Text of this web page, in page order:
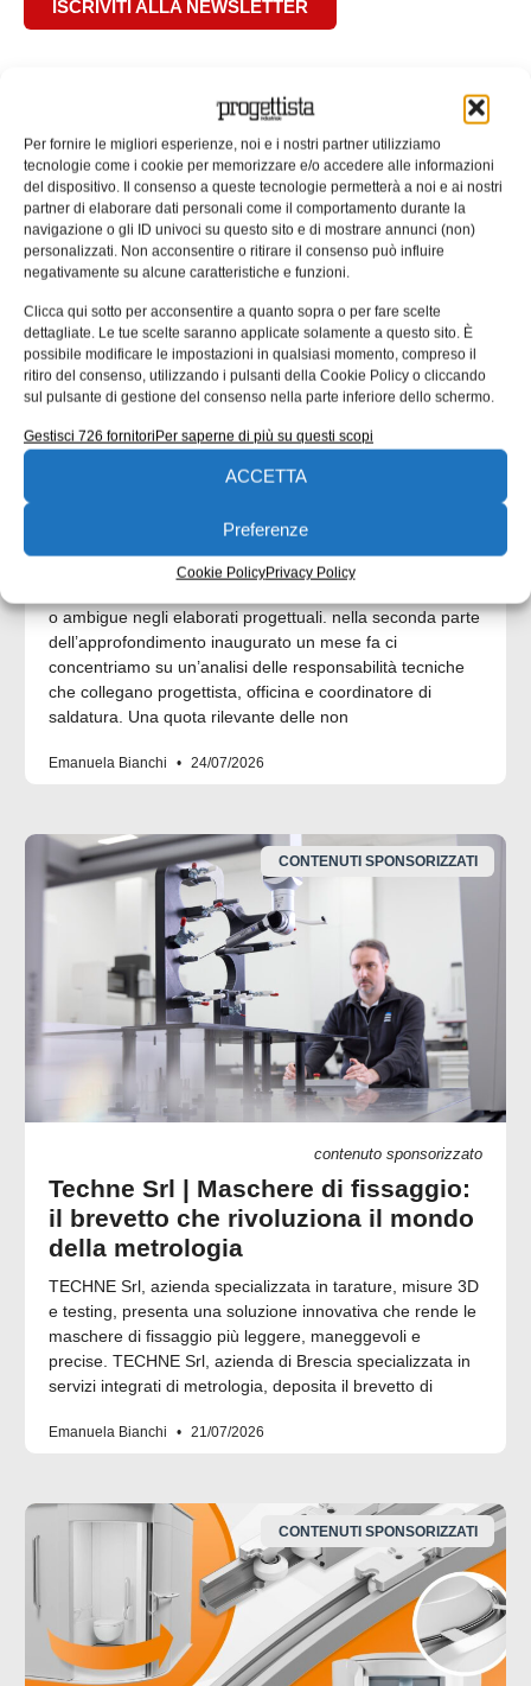
Per fornire le migliori esperienze, noi e i nostri partner utilizziamo
tecnologie come i cookie per memorizzare e/o accedere alle informazioni
del dispositivo. Il consenso a queste tecnologie permetterà a noi e ai nostri
partner di elaborare dati personali come il comportamento durante la
navigazione o gli ID univoci su questo sito e di mostrare annunci (non)
personalizzati. Non acconsentire o ritirare il consenso può influire
negativamente su alcune caratteristiche e funzioni.
Clicca qui sotto per acconsentire a quanto sopra o per fare scelte
dettagliate. Le tue scelte saranno applicate solamente a questo sito. È
possibile modificare le impostazioni in qualsiasi momento, compreso il
ritiro del consenso, utilizzando i pulsanti della Cookie Policy o cliccando
sul pulsante di gestione del consenso nella parte inferiore dello schermo.
Gestisci 726 fornitoriPer saperne di più su questi scopi
ACCETTA
Preferenze
Cookie PolicyPrivacy Policy
ISCRIVITI ALLA NEWSLETTER
ARTICOLI CORRELATI
QUADERNI DI PROGETTAZIONE
UNI EN 1090: il punto di contatto tra
progettazione ed esecuzione
o ambigue negli elaborati progettuali. nella seconda parte
dell’approfondimento inaugurato un mese fa ci
concentriamo su un’analisi delle responsabilità tecniche
che collegano progettista, officina e coordinatore di
saldatura. Una quota rilevante delle non
Emanuela Bianchi 24/07/2026
CONTENUTI SPONSORIZZATI
contenuto sponsorizzato
Techne Srl | Maschere di fissaggio:
il brevetto che rivoluziona il mondo
della metrologia
TECHNE Srl, azienda specializzata in tarature, misure 3D
e testing, presenta una soluzione innovativa che rende le
maschere di fissaggio più leggere, maneggevoli e
precise. TECHNE Srl, azienda di Brescia specializzata in
servizi integrati di metrologia, deposita il brevetto di
Emanuela Bianchi 21/07/2026
CONTENUTI SPONSORIZZATI